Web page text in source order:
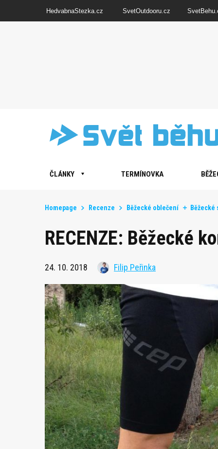
HedvabnaStezka.cz SvetOutdooru.cz
ČLÁNKY TERMÍNOVKA
Homepage Recenze Běžecké oblečení Běžecké
RECENZE: Běžecké
24. 10. 2018 Filip Peřinka